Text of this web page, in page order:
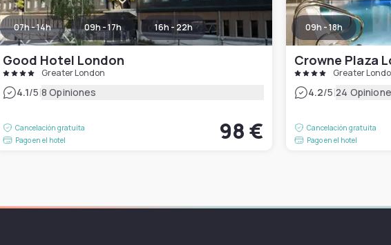
07h - 14h 09h - 17h 16h - 22h
Good Hotel London
Greater London
4.1/5|8 Opiniones
Cancelación gratuita
Pago en el hotel
98 €
09h - 18h
Greater
4.2/5|24
Cancelación gratuita
Pago en el hotel